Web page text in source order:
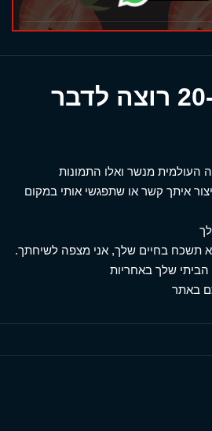
טניה בת ה -20 רוצה לדבר
העולמית מנשר ואלו התמונות
איתך קשר או שתפגשי אותי במקום
תשכח בחיים שלך, אני מצפה לשיחתך.
הביתי שלך באחריות
באתר